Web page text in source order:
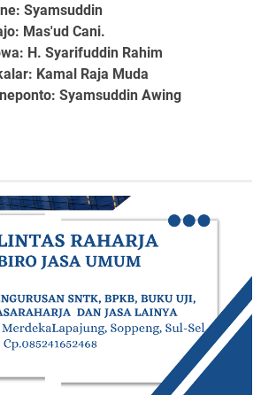
: Syamsuddin
: Mas'ud Cani.
: H. Syarifuddin Rahim
: Kamal Raja Muda
: Syamsuddin Awing